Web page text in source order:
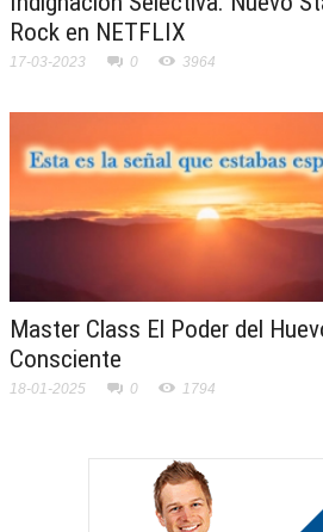
Rock en NETFLIX
17-03-2023 0 3964
Master Class El Poder del
Consciente
18-01-2025 0 1794